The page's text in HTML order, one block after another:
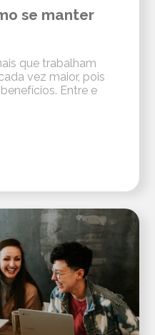
se manter
que trabalham
vez maior, pois
Entre e